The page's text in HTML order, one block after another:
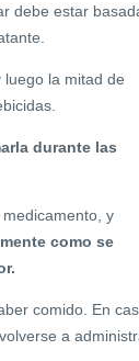
debe estar
la mitad de
durante las
y
como se
comido. En
a